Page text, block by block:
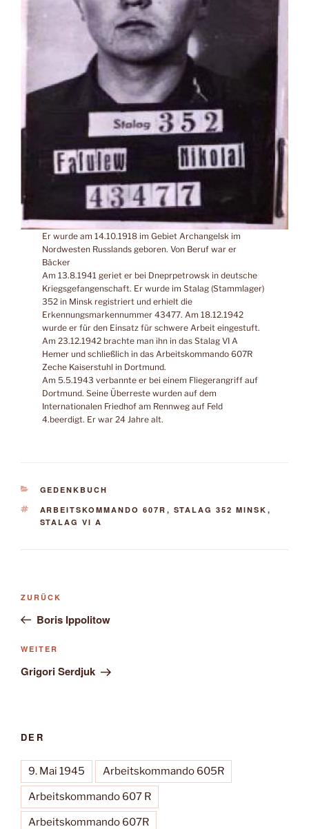
Er wurde am 14.10.1918 im Gebiet Archangelsk im
Nordwesten Russlands geboren. Von Beruf war er
Bäcker
Am 13.8.1941 geriet er bei Dneprpetrowsk in deutsche
Kriegsgefangenschaft. Er wurde im Stalag (Stammlager)
352 in Minsk registriert und erhielt die
Erkennungsmarkennummer 43477. Am 18.12.1942
wurde er für den Einsatz für schwere Arbeit eingestuft.
Am 23.12.1942 brachte man ihn in das Stalag VI A
Hemer und schließlich in das Arbeitskommando 607R
Zeche Kaiserstuhl in Dortmund.
Am 5.5.1943 verbannte er bei einem Fliegerangriff auf
Dortmund. Seine Überreste wurden auf dem
Internationalen Friedhof am Rennweg auf Feld
4.beerdigt. Er war 24 Jahre alt.
KATEGORIEN
GEDENKBUCH
SCHLAGWÖRTER
ARBEITSKOMMANDO 607R , STALAG 352 MINSK ,
STALAG VI A
Beitragsnavigation
Vorheriger
Beitrag
ZURÜCK
Boris Ippolitow
Nächster
Beitrag
WEITER
Grigori Serdjuk
DER
9. Mai 1945 Arbeitskommando 605R
Arbeitskommando 607 R
Arbeitskommando 607R